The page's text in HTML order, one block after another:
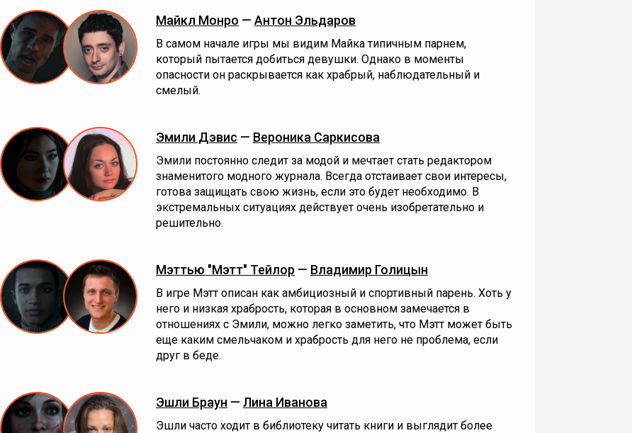
Майкл Монро — Антон Эльдаров
В самом начале игры мы видим Майка типичным парнем,
который пытается добиться девушки. Однако в моменты
опасности он раскрывается как храбрый, наблюдательный и
смелый.
Эмили Дэвис — Вероника Саркисова
Эмили постоянно следит за модой и мечтает стать редактором
знаменитого модного журнала. Всегда отстаивает свои интересы,
готова защищать свою жизнь, если это будет необходимо. В
экстремальных ситуациях действует очень изобретательно и
решительно.
Мэттью "Мэтт" Тейлор — Владимир Голицын
В игре Мэтт описан как амбициозный и спортивный парень. Хоть у
него и низкая храбрость, которая в основном замечается в
отношениях с Эмили, можно легко заметить, что Мэтт может быть
еще каким смельчаком и храбрость для него не проблема, если
друг в беде.
Эшли Браун — Лина Иванова
Эшли часто ходит в библиотеку читать книги и выглядит более